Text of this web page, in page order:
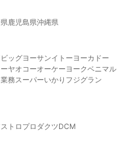
鹿児島県沖縄県
ビッグヨーサンイトーヨーカドー
ヤオコーオーケー ヨークベニマル
業務スーパーいかり フジグラン
トロプロダクツDCM